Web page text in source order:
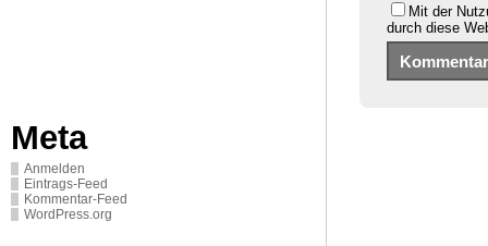
Meta
Anmelden
Eintrags-Feed
Kommentar-Feed
WordPress.org
Mit der
durch diese